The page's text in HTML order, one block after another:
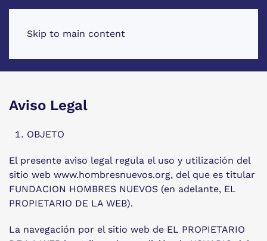
Skip to main content
Aviso Legal
OBJETO
El presente aviso legal regula el uso y utilización del
sitio web www.hombresnuevos.org, del que es titular
FUNDACION HOMBRES NUEVOS (en adelante, EL
PROPIETARIO DE LA WEB).
La navegación por el sitio web de EL PROPIETARIO